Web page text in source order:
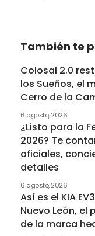
También te
Colosal 2.0
los Sueños, el
Cerro de la
6 agosto, 2026
¿Listo para la
2026? Te
oficiales,
detalles
6 agosto, 2026
Así es el KIA
Nuevo León, el
de la marca